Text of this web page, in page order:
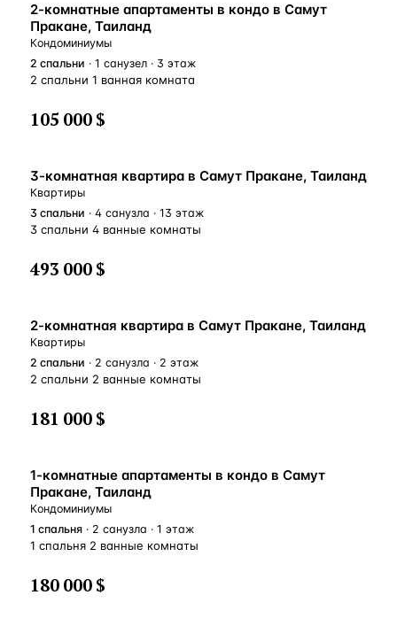
2-комнатные апартаменты в кондо в Самут
Пракане, Таиланд
Кондоминиумы
2 спальни · 1 санузел · 3 этаж
2 спальни 1 ванная комната
105 000 $
3-комнатная квартира в Самут Пракане, Таиланд
Квартиры
3 спальни · 4 санузла · 13 этаж
3 спальни 4 ванные комнаты
493 000 $
2-комнатная квартира в Самут Пракане, Таиланд
Квартиры
2 спальни · 2 санузла · 2 этаж
2 спальни 2 ванные комнаты
181 000 $
1-комнатные апартаменты в кондо в Самут
Пракане, Таиланд
Кондоминиумы
1 спальня · 2 санузла · 1 этаж
1 спальня 2 ванные комнаты
180 000 $